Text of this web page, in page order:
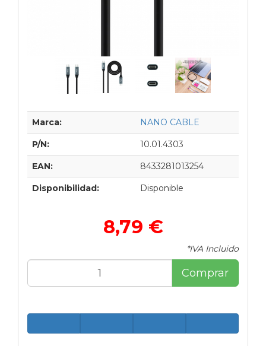
Marca: NANO CABLE
P/N: 10.01.4303
EAN: 8433281013254
Disponibilidad: Disponible
8,79 €
*IVA Incluido
Comprar